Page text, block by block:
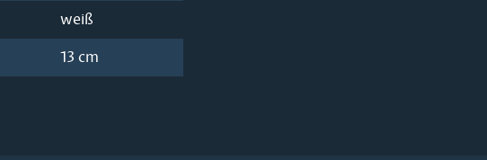
weiß
13 cm